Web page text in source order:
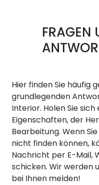
FRAGEN
Hier finden Sie häufig
grundlegenden
Interior. Holen Sie sich
Eigenschaften, der
Bearbeitung. Wenn
nicht finden können,
Nachricht per E-Mail,
schicken. Wir werden
bei Ihnen melden!